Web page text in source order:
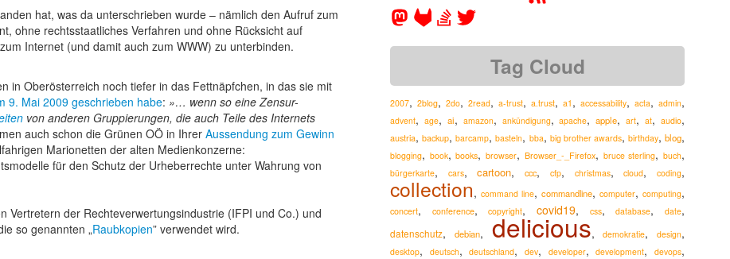
hat, was da unterschrieben wurde – nämlich den Aufruf zum
ohne rechtsstaatliches Verfahren und ohne Rücksicht auf
Internet (und damit auch zum WWW) zu unterbinden.
in Oberösterreich noch tiefer in das Fettnäpfchen, in das sie mit
9. Mai 2009 geschrieben habe:
… wenn so eine Zensur-
von anderen Gruppierungen, die auch Teile des Internets
auch schon die Grünen OÖ in IhrerAussendung zum Gewinn
Marionetten der alten Medienkonzerne:
für den Schutz der Urheberrechte unter Wahrung von
Vertretern der Rechteverwertungsindustrie (IFPI und Co.) und
so genannten „Raubkopien” verwendet wird.
Tag Cloud
2007, 2blog, 2do, 2read, a-trust, a.trust, a1 , accessability, acta, admin,
advent, age, ai, amazon, ankündigung,apache,apple,art,at,audio,
austria,backup,barcamp,basteln, bba, big brother awards, birthday,blog,
blogging, book,books,browser, Browser_-_Firefox, bruce sterling,buch,
bürgerkarte, cars,cartoon,ccc, cfp, christmas,cloud,coding,
collection, command line, commandline, computer, computing,
concert, conference,copyright,covid19, css,database,date,
datenschutz, debian, delicious,demokratie, design,
desktop, deutsch,deutschland,dev, developer,development,devops,